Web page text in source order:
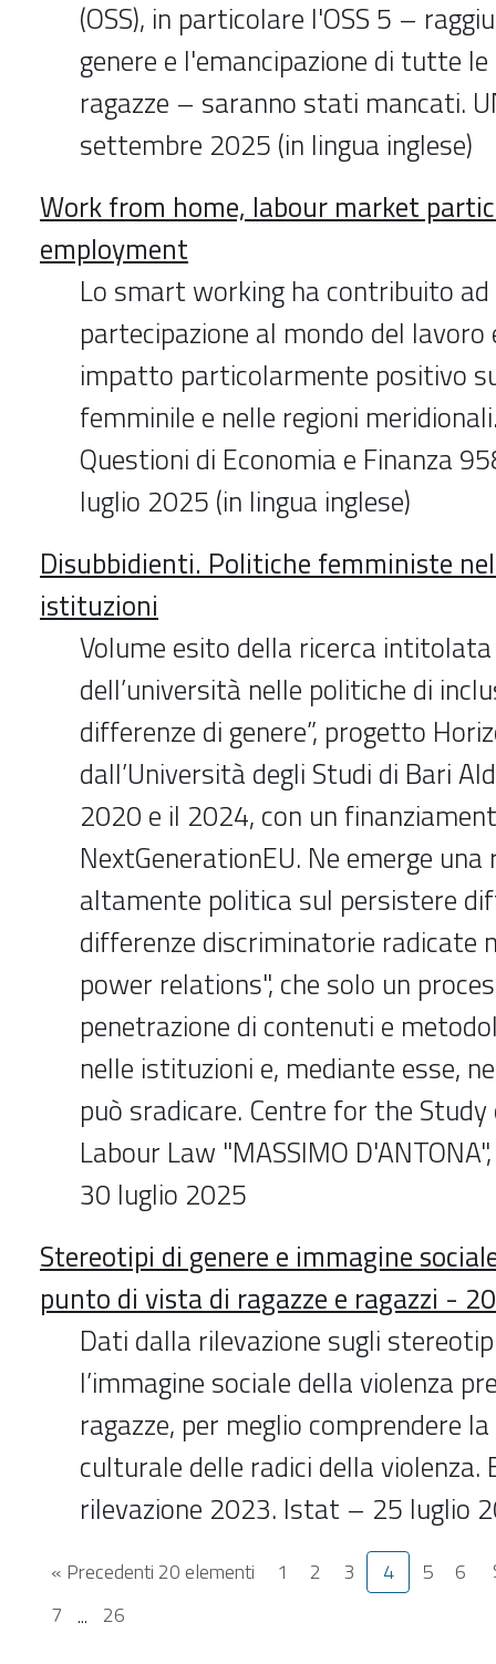
(OSS), in particolare l'OSS 5 –
genere e l'emancipazione di tutte le
ragazze – saranno stati mancati.
settembre 2025 (in lingua inglese)
Work from home, labour market
employment
Lo smart working ha contribuito
partecipazione al mondo del
impatto particolarmente positivo
femminile e nelle regioni
Questioni di Economia e Finanza
luglio 2025 (in lingua inglese)
Disubbidienti. Politiche femministe
istituzioni
Volume esito della ricerca
dell’università nelle politiche di
differenze di genere”, progetto
dall’Università degli Studi di Bari
2020 e il 2024, con un
NextGenerationEU. Ne emerge
altamente politica sul persistere
differenze discriminatorie radicate
power relations", che solo un
penetrazione di contenuti e
nelle istituzioni e, mediante esse,
può sradicare. Centre for the
Labour Law "MASSIMO
30 luglio 2025
Stereotipi di genere e immagine
punto di vista di ragazze e ragazzi -
Dati dalla rilevazione sugli
l’immagine sociale della violenza
ragazze, per meglio comprendere
culturale delle radici della violenza.
rilevazione 2023. Istat – 25 luglio
« Precedenti 20 elementi 1 2 3 4 5
6
7 ... 26